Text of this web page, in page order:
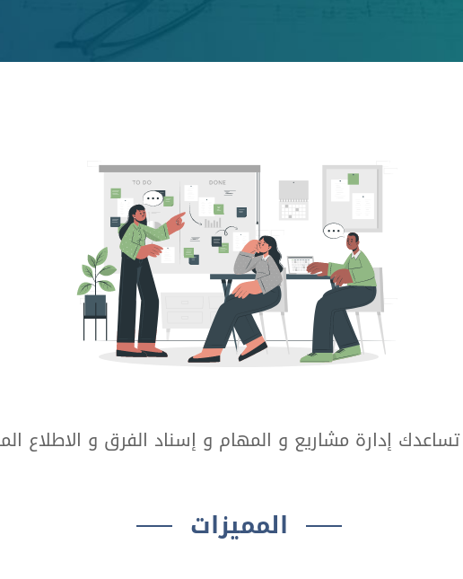
إدارة مشاريع و المهام و إسناد الفرق و الاطلاع
المميزات